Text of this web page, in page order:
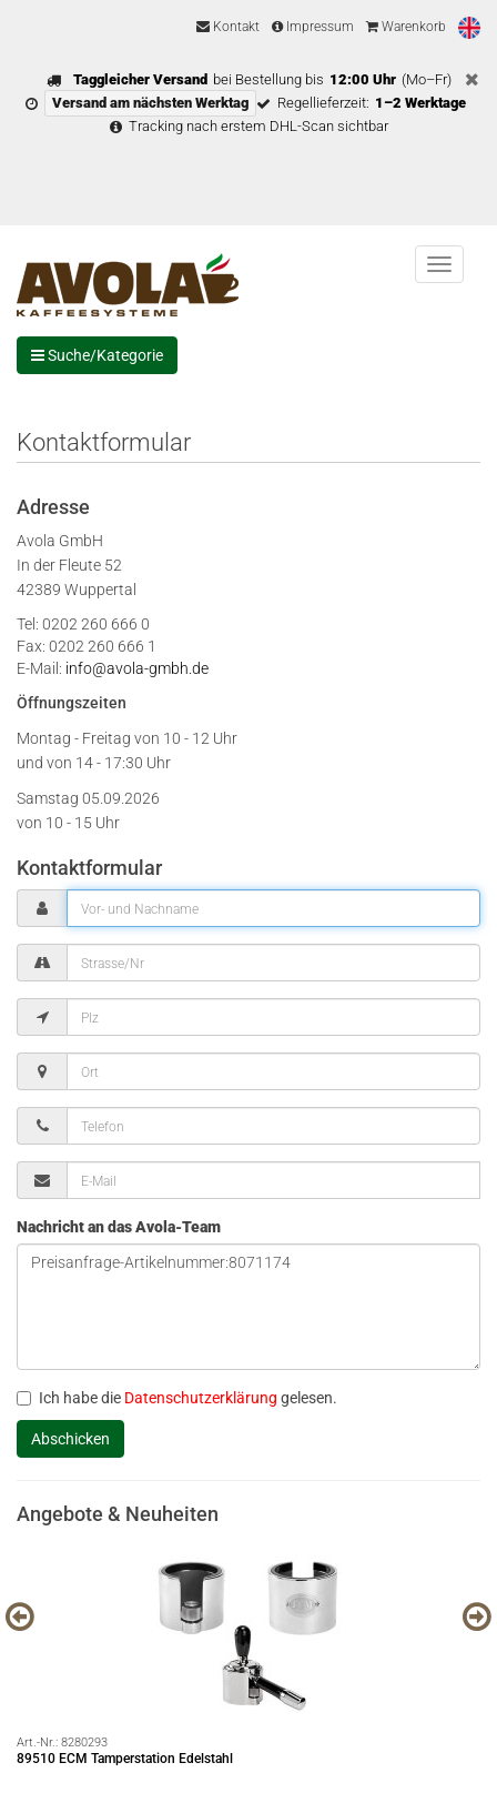
Kontakt Impressum Warenkorb
Taggleicher Versand bei Bestellung bis 12:00 Uhr (Mo–Fr)
Versand am nächsten Werktag
Regellieferzeit: 1–2 Werktage
Tracking nach erstem DHL-Scan sichtbar
Menu
Suche/Kategorie
Kontaktformular
Adresse
Avola GmbH
In der Fleute 52
42389 Wuppertal
Tel: 0202 260 666 0
Fax: 0202 260 666 1
E-Mail: info@avola-gmbh.de
Öffnungszeiten
Montag - Freitag von 10 - 12 Uhr
und von 14 - 17:30 Uhr
Samstag 05.09.2026
von 10 - 15 Uhr
Kontaktformular
Nachricht an das Avola-Team
Ich habe die Datenschutzerklärung gelesen.
Angebote & Neuheiten
Art.-Nr.: 8280293
89510 ECM Tamperstation Edelstahl